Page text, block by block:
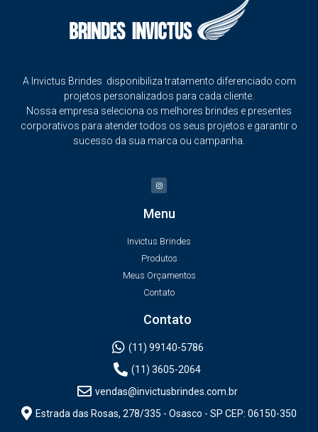
A Invictus Brindes disponibiliza tratamento diferenciado com
projetos personalizados para cada cliente.
Nossa empresa seleciona os melhores brindes e presentes
corporativos para atender todos os seus projetos e garantir o
sucesso da sua marca ou campanha.
Menu
Invictus Brindes
Produtos
Meus Orçamentos
Contato
Contato
(11) 99140-5786
(11) 3605-2064
vendas@invictusbrindes.com.br
Estrada das Rosas, 278/335 - Osasco - SP CEP: 06150-350